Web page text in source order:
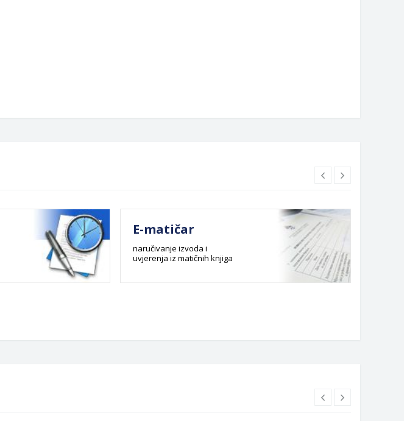
E-matičar
naručivanje izvoda i
uvjerenja iz matičnih knjiga